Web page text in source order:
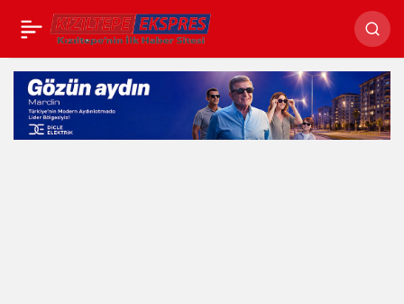
Kızıltepe’de 3 araç
alev aldı 3 kişi
yaralandı